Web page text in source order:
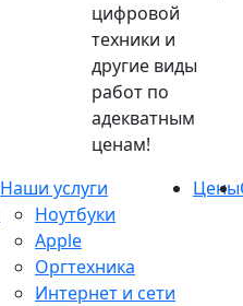
цифровой
техники и
другие виды
работ по
адекватным
ценам!
Наши услуги
Ноутбуки
Apple
Оргтехника
Интернет и сети
Цены